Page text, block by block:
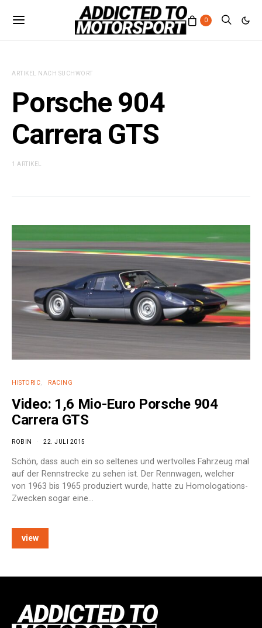
0
ARTIKEL NACH SUCHWORT
Porsche 904
Carrera GTS
1 ARTIKEL
HISTORIC RACING
Video: 1,6 Mio-Euro Porsche 904
Carrera GTS
ROBIN 22. JULI 2015
Schön, dass auch ein so seltenes und wertvolles Fahrzeug mal
auf der Rennstrecke zu sehen ist. Der Rennwagen, welcher
von 1963 bis 1965 produziert wurde, hatte zu Homologations-
Zwecken sogar eine…
view